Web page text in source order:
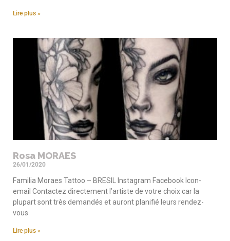
Lire plus »
Rosa MORAES
26/01/2020
Familia Moraes Tattoo – BRESIL Instagram Facebook Icon-
email Contactez directement l’artiste de votre choix car la
plupart sont très demandés et auront planifié leurs rendez-
vous
Lire plus »